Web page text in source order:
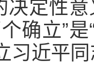
决定性
确立”
习近平